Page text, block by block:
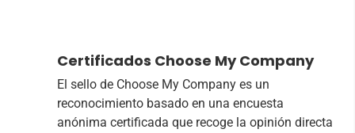
Certificados Choose My Company
El sello de Choose My Company es un
reconocimiento basado en una encuesta
anónima certificada que recoge la opinión directa